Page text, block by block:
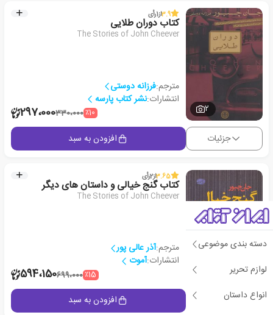
دسته بندی موضوعی
لوازم تحریر
انواع داستان
2
3.9از1رأی
کتاب دوران طلایی
The Stories of John Cheever
مترجم:فرزانه دوستی
انتشارات:نشر کتاب پارسه
٪10330،000297،000
جزئیات افزودن به سبد
3.65از2رأی
کتاب گنج خیالی و داستان های دیگر
The Stories of John Cheever
مترجم:آذر عالی پور
انتشارات:آموت
٪15699،000594،150
جزئیات افزودن به سبد